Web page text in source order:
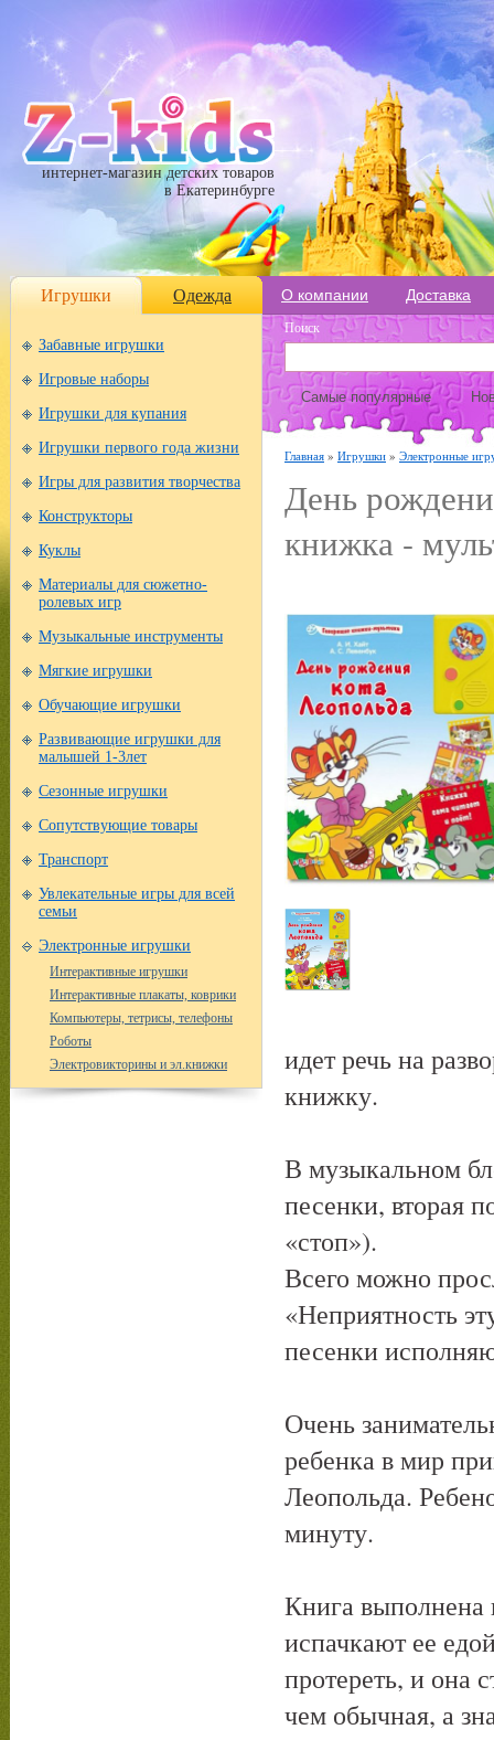
интернет-магазин детских товаров
в Екатеринбурге
Игрушки Одежда О компании Доставка
Забавные игрушки
Игровые наборы
Игрушки для купания
Игрушки первого года жизни
Игры для развития творчества
Конструкторы
Куклы
Материалы для сюжетно-
ролевых игр
Музыкальные инструменты
Мягкие игрушки
Обучающие игрушки
Развивающие игрушки для
малышей 1-3лет
Сезонные игрушки
Сопутствующие товары
Транспорт
Увлекательные игры для всей
семьи
Электронные игрушки
Интерактивные игрушки
Интерактивные плакаты, коврики
Компьютеры, тетрисы, телефоны
Роботы
Электровикторины и эл.книжки
Поиск
Самые популярные
Главная » Игрушки » Электронные
День
книжка -
идет речь на
книжку.
В музыкальном
песенки, вторая
«стоп»).
Всего можно
«Неприятность
песенки
Очень
ребенка в мир
Леопольда.
минуту.
Книга выполнена
испачкают ее
протереть, и она
чем обычная, а